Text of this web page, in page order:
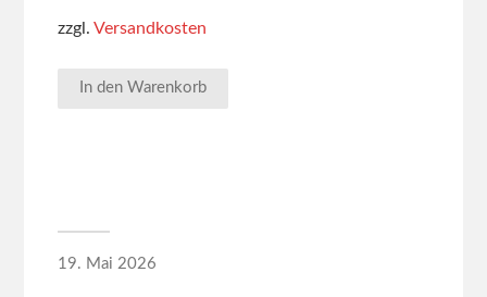
zzgl. Versandkosten
In den Warenkorb
19. Mai 2026